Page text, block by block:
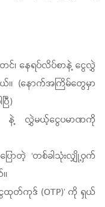
င်၊ နေရပ်လိပ်စာနဲ့ ငွေလွှဲ
ယ်။ (နောက်အကြိမ်တွေမှာ
ြီ)
တ် နဲ့ လွှဲမယ့်ငွေပမာဏကို
ာတဲ့ ‘တစ်ခါသုံးလျှို့ဝှက်
ထုတ်ကုဒ် (OTP)’ ကို ရှယ်